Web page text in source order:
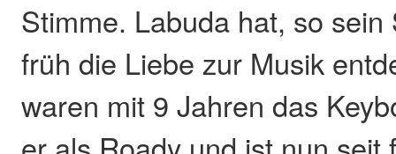
Stimme. Labuda hat, so
früh die Liebe zur Musik
waren mit 9 Jahren das